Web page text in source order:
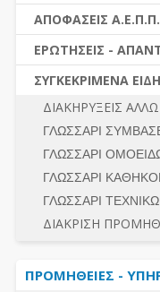
ΔΗΜΟΤΙΚΟΣ
ΚΑΛΛΙΚΡΑΤΗΣ
ΝΟΜΟΘΕΣΙΑ -
ΝΟΜΟΘΕΣΙΑ -
ΕΡΩΤΗΣΕΙΣ -
ΑΠΟΦΑΣΕΙΣ
ΠΡΟΔΙΚΑΣΤΙΚΗ
ΓΕΝΙΚΟΙ ΚΑΝΟΝΕΣ
ΔΙΚΑΙΟΥΜΕΝΟΙ
ΠΡΟΣΦΟΡΕΣ –
ΔΙΕΞΑΓΩΓΗ
ΕΣΗΔΗΣ – ΚΗΜΔΗΣ
ΠΕΡΙΛΗΨΕΙΣ
ΣΥΝΟΛΟ
ΕΡΩΤΗΣΕΙΣ -
Ν. 4782/2021 -
ΔΙΕΞΑΓΩΓΗ
ΔΙΑΔΙΚΑΣΙΕΣ
ΓΕΝΙΚΟΙ ΚΑΝΟΝΕΣ
ΠΡΟΕΤΟΙΜΑΣΙΑ -
ΛΟΓΟΙ
ΠΡΟΣΦΟΡΕΣ -
ΕΚΤΕΛΕΣΗ ΕΡΓΩΝ
ΣΥΓΚΕΚΡΙΜΕΝΑ
ΔΙΑΚΗΡΥΞΕΙΣ
ΓΛΩΣΣΑΡΙ
ΓΛΩΣΣΑΡΙ
ΓΛΩΣΣΑΡΙ
ΓΛΩΣΣΑΡΙ
ΔΙΑΚΡΙΣΗ
ΠΡΟΜΗΘΕΙΕΣ -